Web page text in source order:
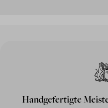
Handgefertigte